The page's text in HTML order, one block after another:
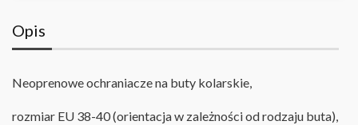
Opis
Neoprenowe ochraniacze na buty kolarskie,
rozmiar EU 38-40 (orientacja w zależności od rodzaju buta),